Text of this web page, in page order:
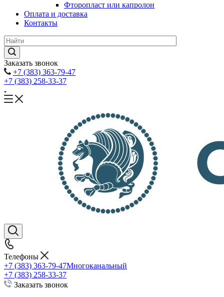
Фторопласт или капролон
Оплата и доставка
Контакты
Заказать звонок
+7 (383) 363-79-47
+7 (383) 258-33-37
Телефоны
+7 (383) 363-79-47Многоканальный
+7 (383) 258-33-37
Заказать звонок